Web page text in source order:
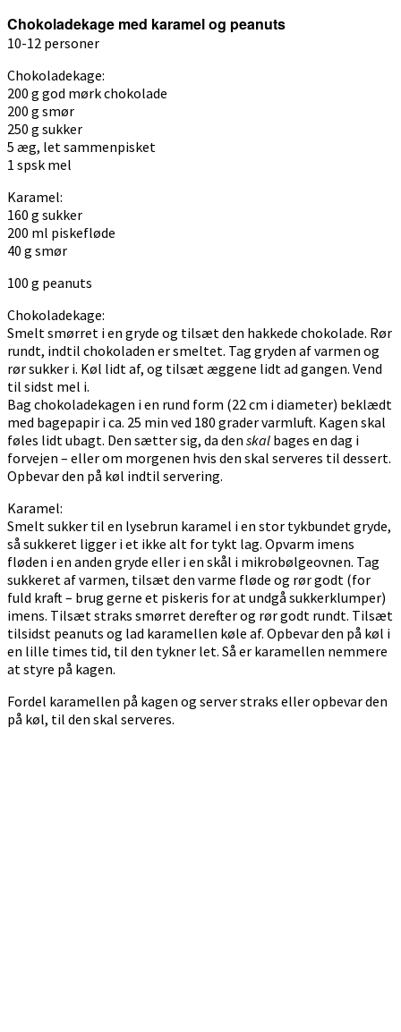
Chokoladekage med karamel og peanuts
10-12 personer
Chokoladekage:
200 g god mørk chokolade
200 g smør
250 g sukker
5 æg, let sammenpisket
1 spsk mel
Karamel:
160 g sukker
200 ml piskefløde
40 g smør
100 g peanuts
Chokoladekage:
Smelt smørret i en gryde og tilsæt den hakkede chokolade. Rør
rundt, indtil chokoladen er smeltet. Tag gryden af varmen og
rør sukker i. Køl lidt af, og tilsæt æggene lidt ad gangen. Vend
til sidst mel i.
Bag chokoladekagen i en rund form (22 cm i diameter) beklædt
med bagepapir i ca. 25 min ved 180 grader varmluft. Kagen skal
føles lidt ubagt. Den sætter sig, da den skal bages en dag i
forvejen – eller om morgenen hvis den skal serveres til dessert.
Opbevar den på køl indtil servering.
Karamel:
Smelt sukker til en lysebrun karamel i en stor tykbundet gryde,
så sukkeret ligger i et ikke alt for tykt lag. Opvarm imens
fløden i en anden gryde eller i en skål i mikrobølgeovnen. Tag
sukkeret af varmen, tilsæt den varme fløde og rør godt (for
fuld kraft – brug gerne et piskeris for at undgå sukkerklumper)
imens. Tilsæt straks smørret derefter og rør godt rundt. Tilsæt
tilsidst peanuts og lad karamellen køle af. Opbevar den på køl i
en lille times tid, til den tykner let. Så er karamellen nemmere
at styre på kagen.
Fordel karamellen på kagen og server straks eller opbevar den
på køl, til den skal serveres.